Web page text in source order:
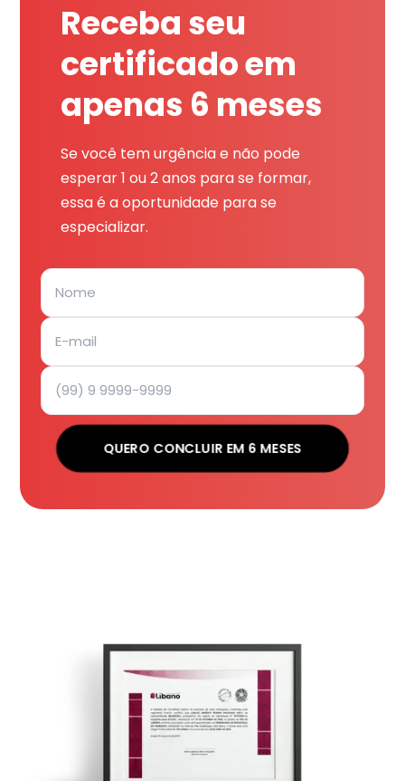
Receba seu
certificado em
apenas 6 meses
Se você tem urgência e não pode
esperar 1 ou 2 anos para se formar,
essa é a oportunidade para se
especializar.
QUERO CONCLUIR EM 6 MESES